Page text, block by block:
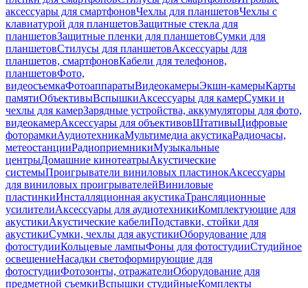
аксессуары для смартфоновЧехлы для планшетовЧехлы с
клавиатурой для планшетовЗащитные стекла для
планшетовЗащитные пленки для планшетовСумки для
планшетовСтилусы для планшетовАксессуары для
планшетов, смартфоновКабели для телефонов,
планшетовФото,
видеосъемкаФотоаппаратыВидеокамерыЭкшн-камерыКарты
памятиОбъективыВспышкиАксессуары для камерСумки и
чехлы для камерЗарядные устройства, аккумуляторы для фото,
видеокамерАксессуары для объективовШтативыЦифровые
фоторамкиАудиотехникаМультимедиа акустикаРадиочасы,
метеостанцииРадиоприемникиМузыкальные
центрыДомашние кинотеатрыАкустические
системыПроигрыватели виниловых пластинокАксессуары
для виниловых проигрывателейВиниловые
пластинкиИнсталляционная акустикаТрансляционные
усилителиАксессуары для аудиотехникиКомплектующие для
акустикиАкустические кабелиПодставки, стойки для
акустикиСумки, чехлы для акустикиОборудование для
фотостудииКольцевые лампыФоны для фотостудииСтудийное
освещениеНасадки светоформирующие для
фотостудииФотозонты, отражателиОборудование для
предметной съемкиВспышки студийныеКомплекты